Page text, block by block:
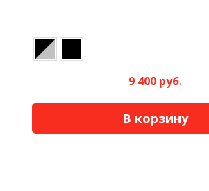
9 400 руб.
В корзину